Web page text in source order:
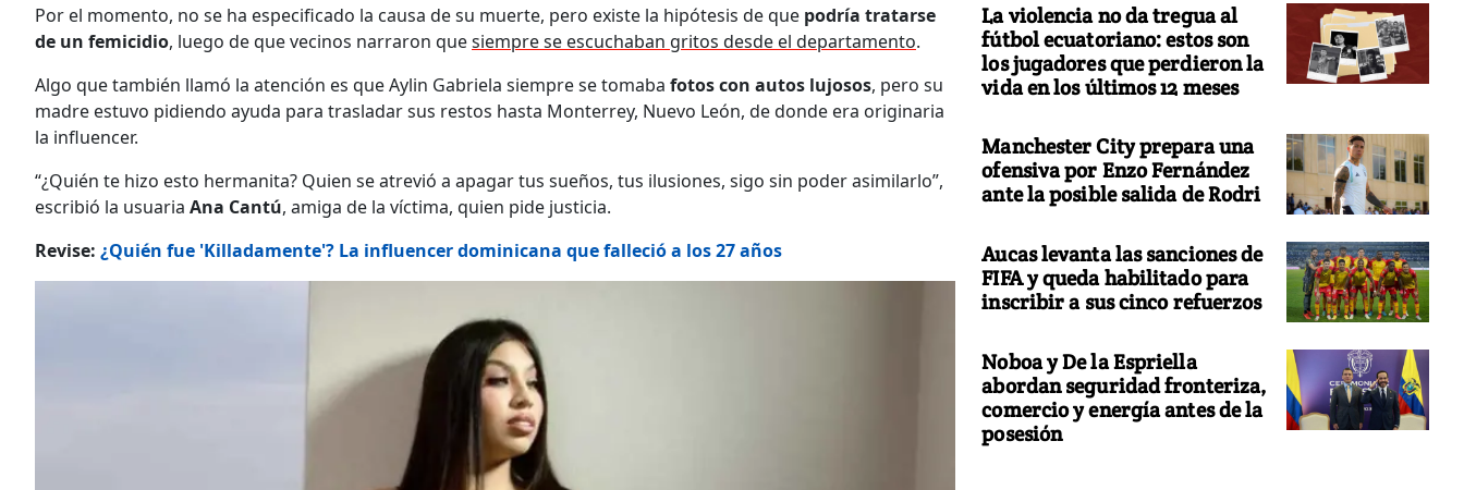
Por el momento, no se ha especificado la causa de su muerte, pero existe la hipótesis de que podría tratarse
de un femicidio, luego de que vecinos narraron quesiempre se escuchaban gritos desde el departamento.
Algo que también llamó la atención es que Aylin Gabriela siempre se tomaba fotos con autos lujosos, pero su
madre estuvo pidiendo ayuda para trasladar sus restos hasta Monterrey, Nuevo León, de donde era originaria
la influencer.
“¿Quién te hizo esto hermanita? Quien se atrevió a apagar tus sueños, tus ilusiones, sigo sin poder asimilarlo”,
escribió la usuaria Ana Cantú, amiga de la víctima, quien pide justicia.
Revise: ¿Quién fue 'Killadamente'? La influencer dominicana que falleció a los 27 años
La violencia no da tregua al
fútbol ecuatoriano: estos son
los jugadores que perdieron la
vida en los últimos 12 meses
Manchester City prepara una
ofensiva por Enzo Fernández
ante la posible salida de Rodri
Aucas levanta las sanciones de
FIFA y queda habilitado para
inscribir a sus cinco refuerzos
Noboa y De la Espriella
abordan seguridad fronteriza,
comercio y energía antes de la
posesión